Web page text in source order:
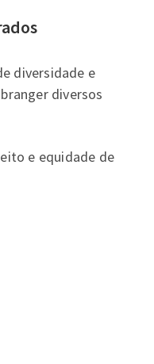
diversidade e
diversos
e equidade de